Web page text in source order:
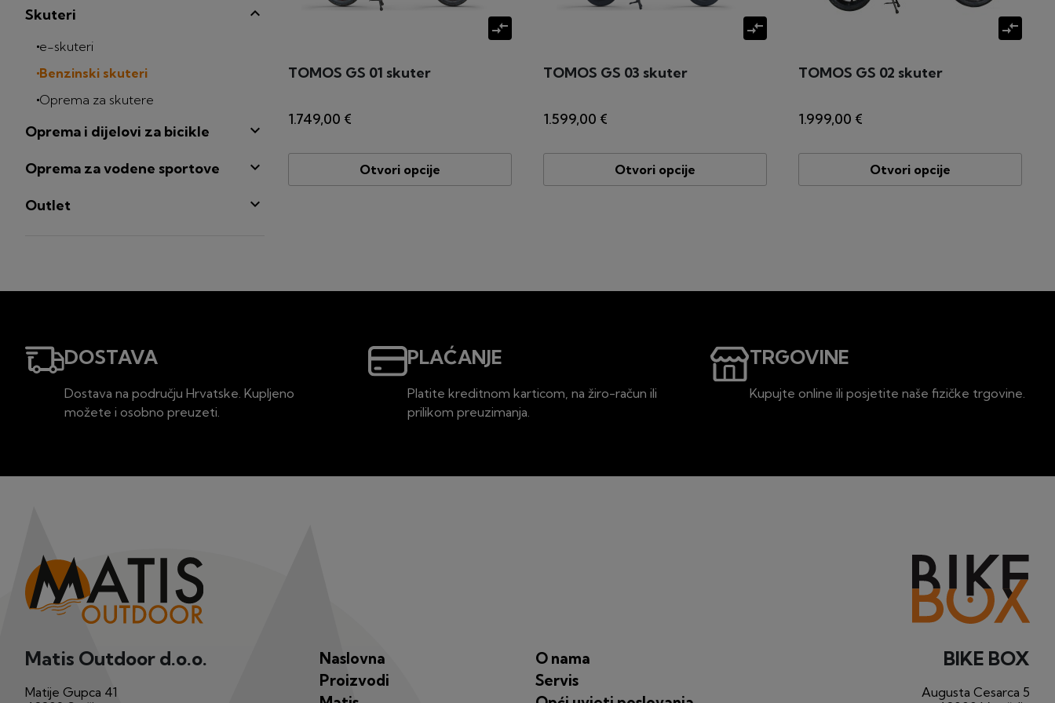
Skuteri
e-skuteri
Benzinski skuteri
Oprema za skutere
Oprema i dijelovi za bicikle 
Oprema za vodene sportove 
Outlet 
compare_arrows
TOMOS GS 01 skuter
1.749,00 €
Otvori opcije
compare_arrows
TOMOS GS 03 skuter
1.599,00 €
Otvori opcije
compare_arrows
TOMOS GS 02 skuter
1.999,00 €
Otvori opcije
DOSTAVA
Dostava na području Hrvatske. Kupljeno
možete i osobno preuzeti.
PLAĆANJE
Platite kreditnom karticom, na žiro-račun ili
prilikom preuzimanja.
TRGOVINE
Kupujte online ili posjetite naše fizičke trgovine.
Matis Outdoor d.o.o.
Matije Gupca 41
Naslovna
Proizvodi
O nama
Servis
BIKE BOX
Augusta Cesarca 5